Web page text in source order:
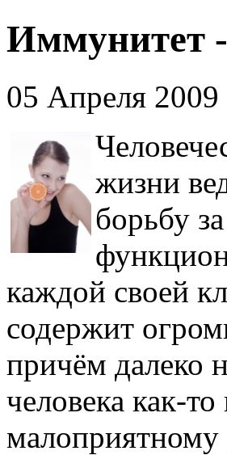
Иммунитет -
05 Апреля 2009
жизни
борьбу
каждой своей
содержит
причём далеко
человека как-
малоприятному